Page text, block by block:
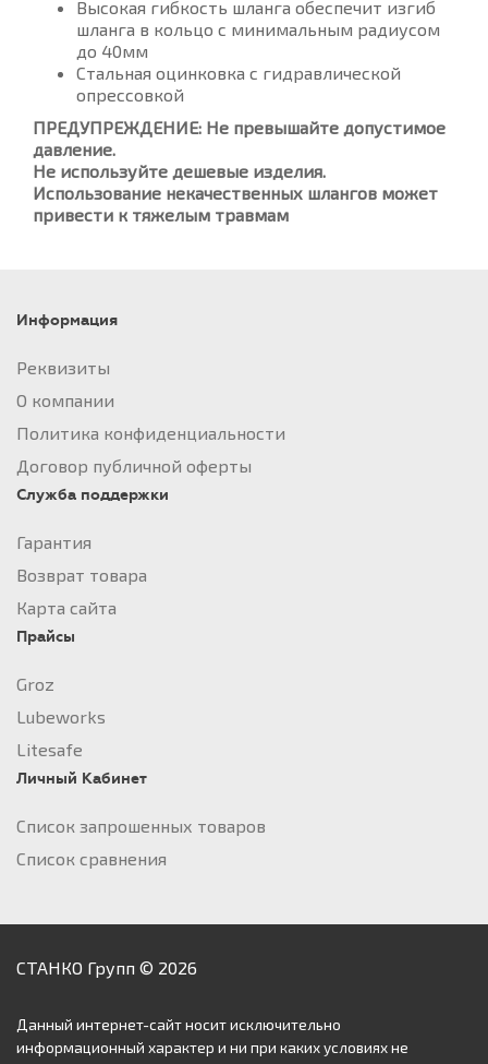
Высокая гибкость шланга обеспечит изгиб
шланга в кольцо с минимальным радиусом
до 40мм
Стальная оцинковка с гидравлической
опрессовкой
ПРЕДУПРЕЖДЕНИЕ: Не превышайте допустимое
давление.
Не используйте дешевые изделия.
Использование некачественных шлангов может
привести к тяжелым травмам
Информация
Реквизиты
О компании
Политика конфиденциальности
Договор публичной оферты
Служба поддержки
Гарантия
Возврат товара
Карта сайта
Прайсы
Groz
Lubeworks
Litesafe
Личный Кабинет
Список запрошенных товаров
Список сравнения
СТАНКО Групп © 2026
Данный интернет-сайт носит исключительно
информационный характер и ни при каких условиях не